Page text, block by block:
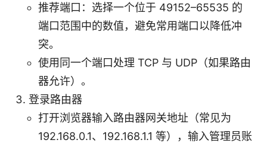
推荐端口：选择一个位于 49152–65535 的
端口范围中的数值，避免常用端口以降低冲
突。
使用同一个端口处理 TCP 与 UDP（如果路由
器允许）。
登录路由器
打开浏览器输入路由器网关地址（常见为
192.168.0.1、192.168.1.1 等），输入管理员账